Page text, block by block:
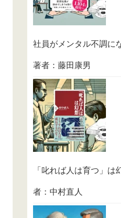
社員がメンタル不調に
著者：藤田康男
「叱れば人は育つ」は
者：中村直人